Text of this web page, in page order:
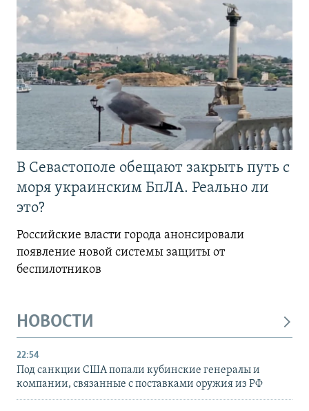
В Севастополе обещают закрыть путь с
моря украинским БпЛА. Реально ли
это?
Российские власти города анонсировали
появление новой системы защиты от
беспилотников
НОВОСТИ
22:54
Под санкции США попали кубинские генералы и
компании, связанные с поставками оружия из РФ